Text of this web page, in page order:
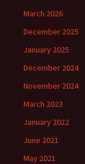
March 2026
December 2025
January 2025
December 2024
November 2024
March 2023
January 2022
June 2021
May 2021